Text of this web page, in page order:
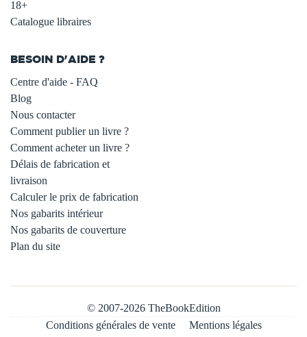
18+
Catalogue libraires
BESOIN D'AIDE ?
Centre d'aide - FAQ
Blog
Nous contacter
Comment publier un livre ?
Comment acheter un livre ?
Délais de fabrication et
livraison
Calculer le prix de fabrication
Nos gabarits intérieur
Nos gabarits de couverture
Plan du site
© 2007-2026 TheBookEdition
Conditions générales de vente
Mentions légales